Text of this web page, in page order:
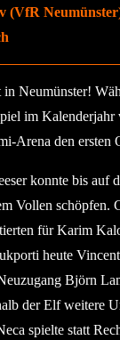
(VfR
Neumünster!
im Kalenderjahr
Arena den ersten
konnte bis auf
Vollen schöpfen.
für Karim
heute
Björn
der Elf weitere
spielte statt